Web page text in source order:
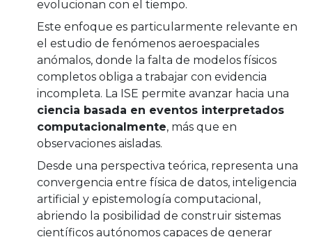
evolucionan con el tiempo.
Este enfoque es particularmente relevante en
el estudio de fenómenos aeroespaciales
anómalos, donde la falta de modelos físicos
completos obliga a trabajar con evidencia
incompleta. La ISE permite avanzar hacia una
ciencia basada en eventos interpretados
computacionalmente, más que en
observaciones aisladas.
Desde una perspectiva teórica, representa una
convergencia entre física de datos, inteligencia
artificial y epistemología computacional,
abriendo la posibilidad de construir sistemas
científicos autónomos capaces de generar